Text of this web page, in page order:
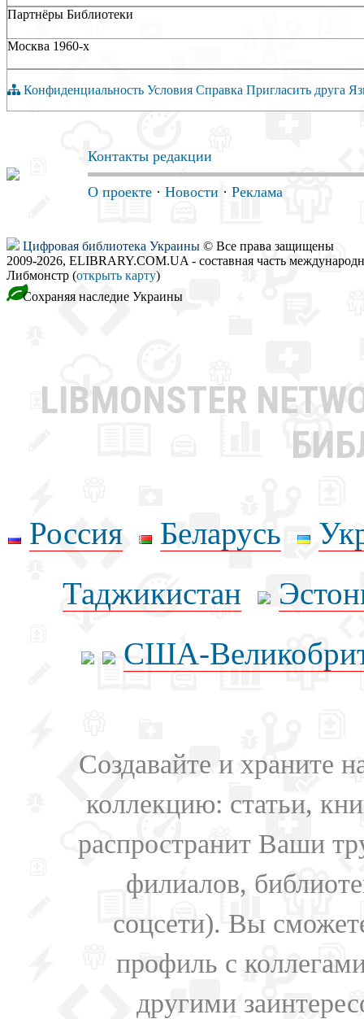
Партнёры Библиотеки
Москва 1960-х
Конфиденциальность Условия Справка Пригласить друга
Контакты редакции
О проекте · Новости · Реклама
Цифровая библиотека Украины © Все права защищены
2009-2026, ELIBRARY.COM.UA - составная часть
Либмонстр (открыть карту)
Сохраняя наследие Украины
LIBMONSTER
Россия Беларусь
Таджикистан
США-
Создавайте и храните
коллекцию: статьи,
распространит Ваши
филиалов,
соцсети). Вы
профиль с
другими